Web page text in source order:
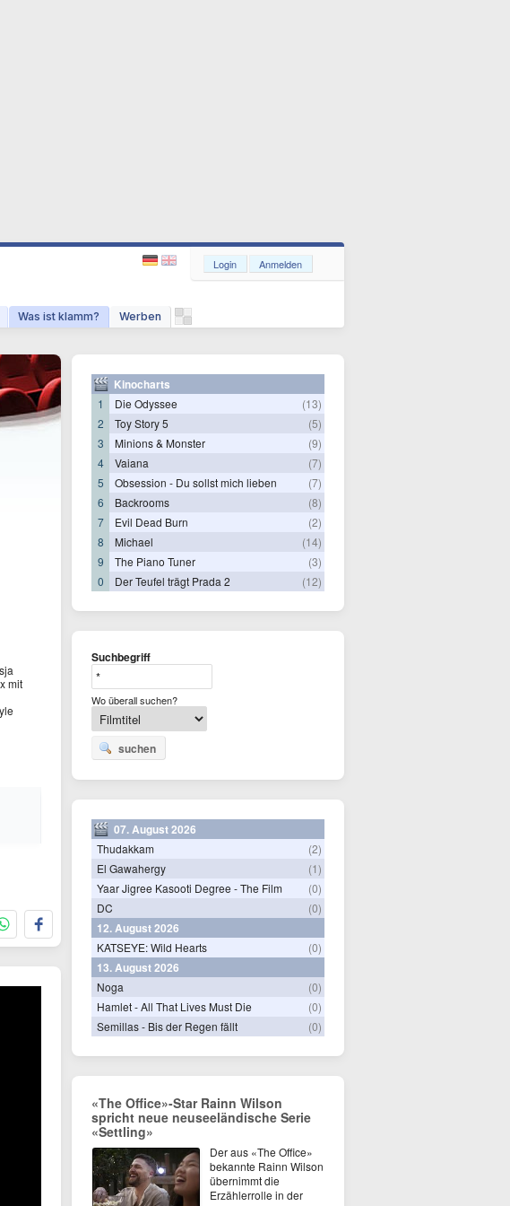
Was ist klamm? Werben
Login Anmelden
mit
Kinocharts
1 Die Odyssee
(13)
2
Toy Story 5
(5)
3
Minions & Monster
(9)
4
Vaiana
(7)
5
Obsession - Du sollst mich lieben
(7)
6
Backrooms
(8)
7
Evil Dead Burn
(2)
8
Michael
(14)
9
The Piano Tuner
(3)
0
Der Teufel trägt Prada 2 (12)
Suchbegriff
Wo überall suchen?
suchen
07. August 2026
Thudakkam
(2)
El Gawahergy
(1)
Yaar Jigree Kasooti Degree - The Film
(0)
DC
(0)
12. August 2026
KATSEYE: Wild Hearts (0)
13. August 2026
Noga
(0)
Hamlet - All That Lives Must Die
(0)
Semillas - Bis der Regen fällt
(0)
«The Office»-Star Rainn Wilson
spricht neue neuseeländische Serie
«Settling»
Der aus «The Office»
bekannte Rainn Wilson
übernimmt die
Erzählerrolle in der